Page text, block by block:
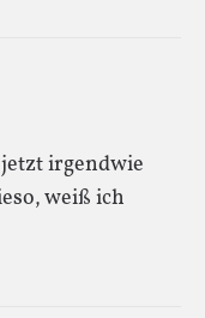
irgendwie
weiß ich